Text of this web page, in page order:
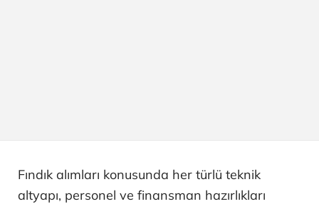
Fındık alımları konusunda her türlü teknik
altyapı, personel ve finansman hazırlıkları